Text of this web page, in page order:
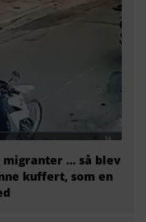
… så blev
kuffert, som en